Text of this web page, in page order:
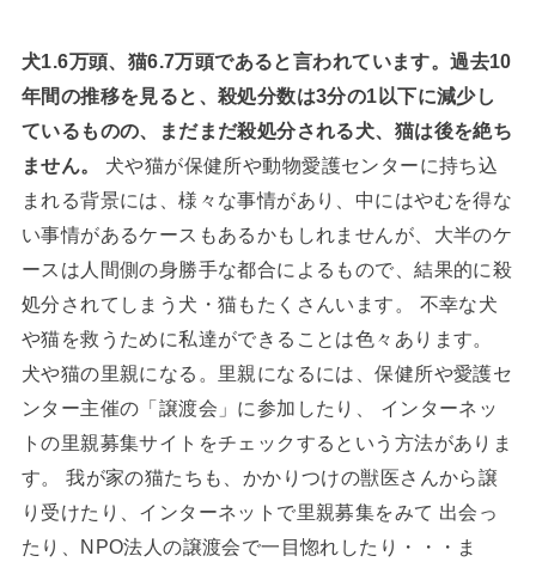
犬1.6万頭、猫6.7万頭であると言われています。過去10
年間の推移を見ると、殺処分数は3分の1以下に減少し
ているものの、まだまだ殺処分される犬、猫は後を絶ち
ません。
犬や猫が保健所や動物愛護センターに持ち込
まれる背景には、様々な事情があり、中にはやむを得な
い事情があるケースもあるかもしれませんが、大半のケ
ースは人間側の身勝手な都合によるもので、結果的に殺
処分されてしまう犬・猫もたくさんいます。 不幸な犬
や猫を救うために私達ができることは色々あります。
犬や猫の里親になる。里親になるには、保健所や愛護セ
ンター主催の「譲渡会」に参加したり、 インターネッ
トの里親募集サイトをチェックするという方法がありま
す。 我が家の猫たちも、かかりつけの獣医さんから譲
り受けたり、インターネットで里親募集をみて 出会っ
たり、NPO法人の譲渡会で一目惚れしたり・・・ま